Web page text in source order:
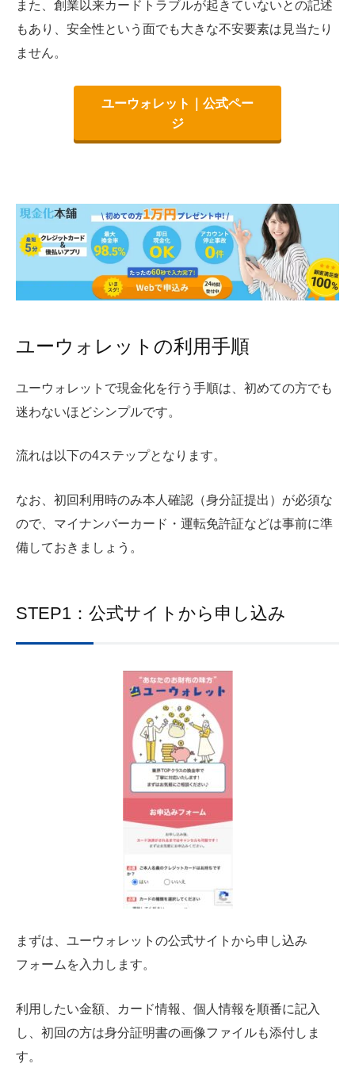
また、創業以来カードトラブルが起きていないとの記述
もあり、安全性という面でも大きな不安要素は見当たり
ません。
ユーウォレット｜公式ペー
ジ
ユーウォレットの利用手順
ユーウォレットで現金化を行う手順は、初めての方でも
迷わないほどシンプルです。
流れは以下の4ステップとなります。
なお、初回利用時のみ本人確認（身分証提出）が必須な
ので、マイナンバーカード・運転免許証などは事前に準
備しておきましょう。
STEP1：公式サイトから申し込み
まずは、ユーウォレットの公式サイトから申し込み
フォームを入力します。
利用したい金額、カード情報、個人情報を順番に記入
し、初回の方は身分証明書の画像ファイルも添付しま
す。